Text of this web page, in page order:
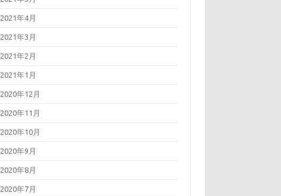
2021年4月
2021年3月
2021年2月
2021年1月
2020年12月
2020年11月
2020年10月
2020年9月
2020年8月
2020年7月